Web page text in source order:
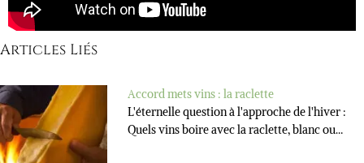
Articles Liés
Accord mets vins : la raclette
L'éternelle question à l'approche de l'hiver :
Quels vins boire avec la raclette, blanc ou…